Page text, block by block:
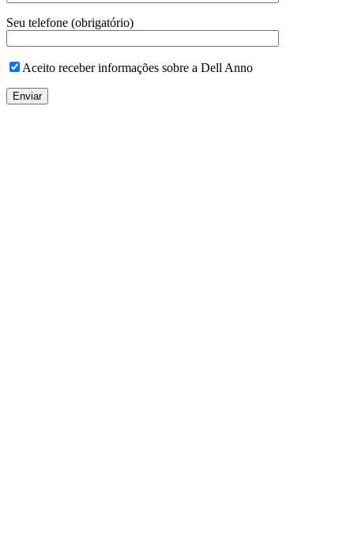
Seu telefone (obrigatório)
Aceito receber informações sobre a Dell Anno